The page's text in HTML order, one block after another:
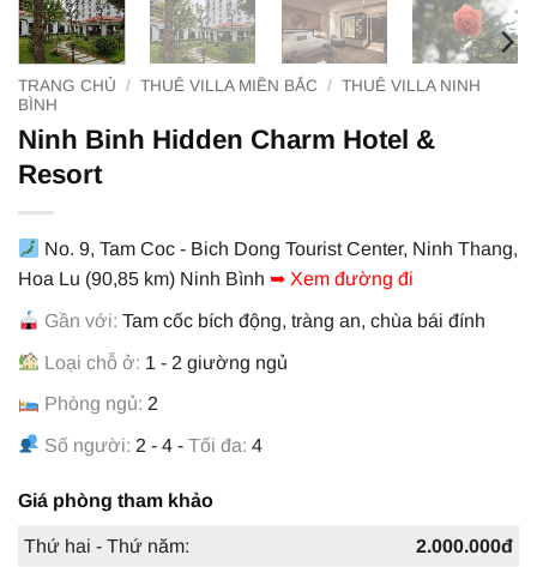
TRANG CHỦ / THUÊ VILLA MIỀN BẮC / THUÊ VILLA NINH
BÌNH
Ninh Binh Hidden Charm Hotel &
Resort
No. 9, Tam Coc - Bich Dong Tourist Center, Ninh Thang,
Hoa Lu (90,85 km) Ninh Bình ➥ Xem đường đi
Gần với: Tam cốc bích động, tràng an, chùa bái đính
Loại chỗ ở: 1 - 2 giường ngủ
Phòng ngủ: 2
Số người: 2 - 4 -Tối đa: 4
Giá phòng tham khảo
Thứ hai - Thứ năm: 2.000.000đ